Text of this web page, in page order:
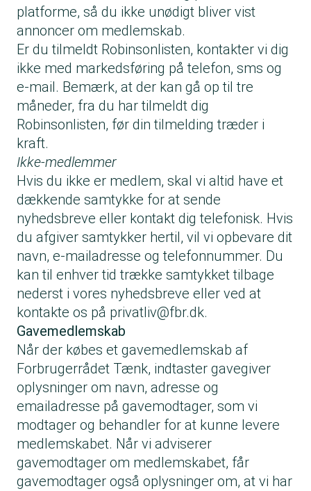
platforme, så du ikke unødigt bliver vist
annoncer om medlemskab.
Er du tilmeldt Robinsonlisten, kontakter vi dig
ikke med markedsføring på telefon, sms og
e-mail. Bemærk, at der kan gå op til tre
måneder, fra du har tilmeldt dig
Robinsonlisten, før din tilmelding træder i
kraft.
Ikke-medlemmer
Hvis du ikke er medlem, skal vi altid have et
dækkende samtykke for at sende
nyhedsbreve eller kontakt dig telefonisk. Hvis
du afgiver samtykker hertil, vil vi opbevare dit
navn, e-mailadresse og telefonnummer. Du
kan til enhver tid trække samtykket tilbage
nederst i vores nyhedsbreve eller ved at
kontakte os på privatliv@fbr.dk.
Gavemedlemskab
Når der købes et gavemedlemskab af
Forbrugerrådet Tænk, indtaster gavegiver
oplysninger om navn, adresse og
emailadresse på gavemodtager, som vi
modtager og behandler for at kunne levere
medlemskabet. Når vi adviserer
gavemodtager om medlemskabet, får
gavemodtager også oplysninger om, at vi har